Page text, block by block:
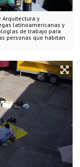
Arquitectura y
latinoamericanas y
de trabajo para
personas que habitan